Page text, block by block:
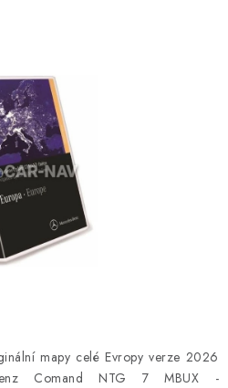
mapy celé Evropy verze 2026
Comand NTG 7 MBUX -